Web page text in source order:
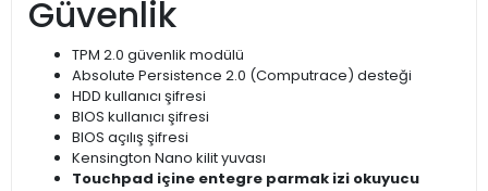
Güvenlik
TPM 2.0 güvenlik modülü
Absolute Persistence 2.0 (Computrace) desteği
HDD kullanıcı şifresi
BIOS kullanıcı şifresi
BIOS açılış şifresi
Kensington Nano kilit yuvası
Touchpad içine entegre parmak izi okuyucu